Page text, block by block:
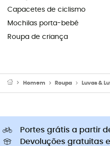
Capacetes de ciclismo
Mochilas porta-bebé
Roupa de criança
Homem Roupa Luvas &
Portes grátis a partir
Devoluções gratuitas